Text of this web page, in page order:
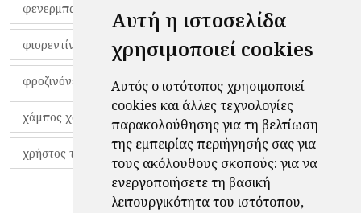
Αυτή η ιστοσελίδα
χρησιμοποιεί cookies
Αυτός ο ιστότοπος χρησιμοποιεί
cookies και άλλες τεχνολογίες
παρακολούθησης για τη βελτίωση
της εμπειρίας περιήγησής σας για
τους ακόλουθους σκοπούς: για να
ενεργοποιήσετε τη βασική
λειτουργικότητα του ιστότοπου,
φενερμπαχτσέ φερνάντο τόρες φίλαθλοι
φιορεντίνα φιρμίνο φρανκ ντε μπουρ
φροζινόνε φωκικός χαβίτο
χάμπος χαραλάμπους χάρι πότερ
χρήστος τζόλης